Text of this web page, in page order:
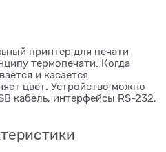
принтер для печати
термопечати. Когда
и касается
цвет. Устройство можно
кабель, интерфейсы RS-232,